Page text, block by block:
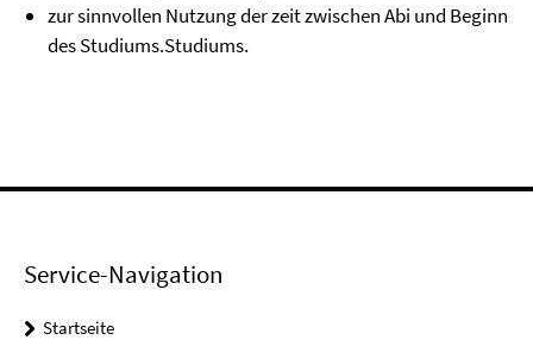
zur sinnvollen Nutzung der zeit zwischen Abi und Beginn
des Studiums.Studiums.
Service-Navigation
Startseite